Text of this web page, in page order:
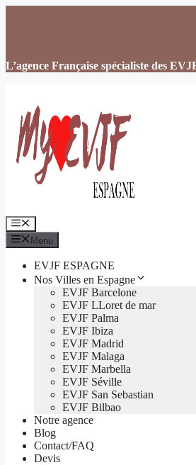
L’agence Française spécialiste des
Menu
Menu
EVJF ESPAGNE
Nos Villes en Espagne
EVJF Barcelone
EVJF LLoret de mar
EVJF Palma
EVJF Ibiza
EVJF Madrid
EVJF Malaga
EVJF Marbella
EVJF Séville
EVJF San Sebastian
EVJF Bilbao
Notre agence
Blog
Contact/FAQ
Devis